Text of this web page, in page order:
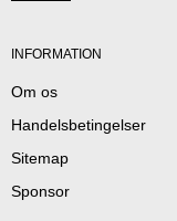
INFORMATION
Om os
Handelsbetingelser
Sitemap
Sponsor